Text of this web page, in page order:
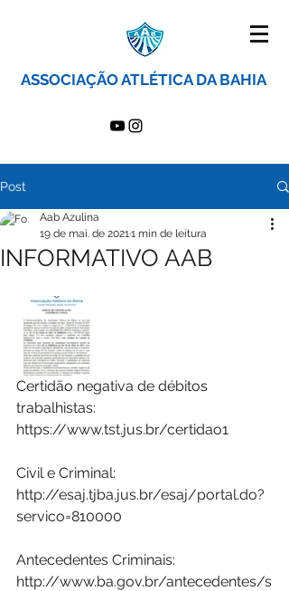
ASSOCIAÇÃO ATLÉTICA DA BAHIA
Post
INFORMATIVO AAB
Aab Azulina
19 de mai. de 20211 min de leitura
Certidão negativa de débitos
trabalhistas:
https://www.tst.jus.br/certidao1
Civil e Criminal:
http://esaj.tjba.jus.br/esaj/portal.do?
servico=810000
Antecedentes Criminais:
http://www.ba.gov.br/antecedentes/s